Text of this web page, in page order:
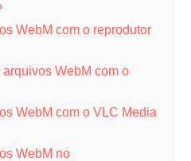
WebM com o reprodutor
WebM com o
WebM com o VLC Media
WebM no